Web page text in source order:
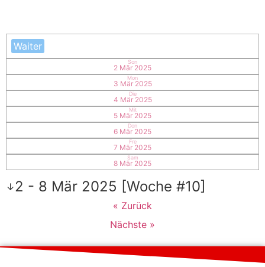
Waiter
Son
2 Mär 2025
Mon
3 Mär 2025
Die
4 Mär 2025
Mit
5 Mär 2025
Don
6 Mär 2025
Fre
7 Mär 2025
Sam
8 Mär 2025
↓2 - 8 Mär 2025 [Woche #10]
« Zurück
Nächste »